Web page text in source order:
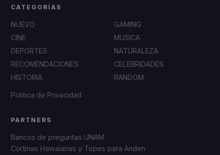
CATEGORÍAS
NUEVO
GAMING
CINE
MUSICA
DEPORTES
NATURALEZA
RECOMENDACIONES
CELEBRIDADES
HISTORIA
RANDOM
Política de Privacidad
PARTNERS
Bancos de preguntas UNAM
Cortinas Hawaianas y Topes para Anden